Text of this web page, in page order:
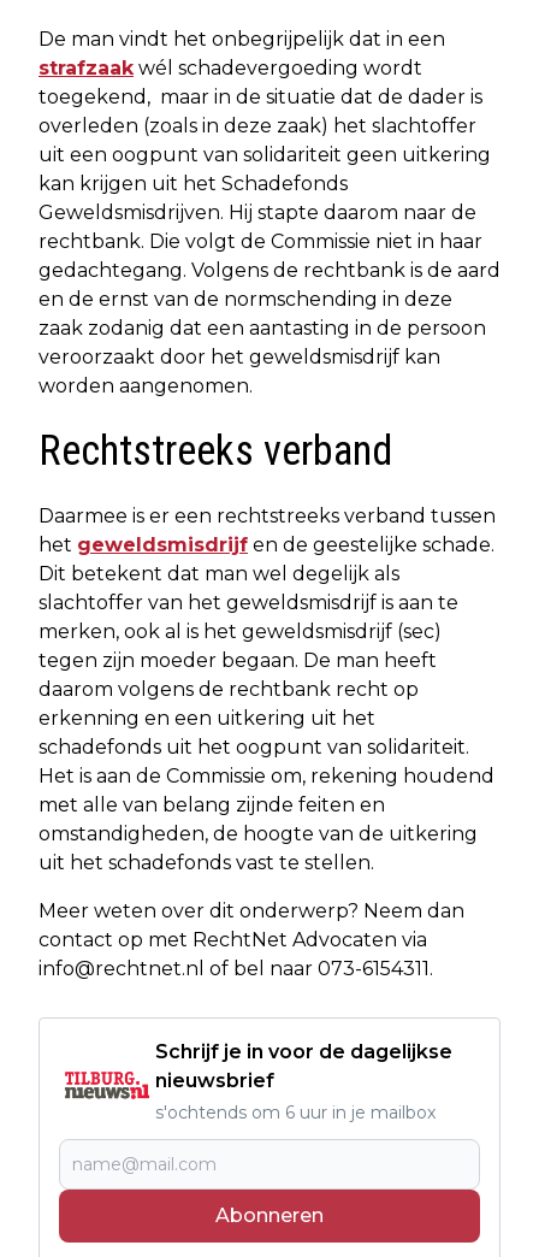
De man vindt het onbegrijpelijk dat in een
strafzaak wél schadevergoeding wordt
toegekend, maar in de situatie dat de dader is
overleden (zoals in deze zaak) het slachtoffer
uit een oogpunt van solidariteit geen uitkering
kan krijgen uit het Schadefonds
Geweldsmisdrijven. Hij stapte daarom naar de
rechtbank. Die volgt de Commissie niet in haar
gedachtegang. Volgens de rechtbank is de aard
en de ernst van de normschending in deze
zaak zodanig dat een aantasting in de persoon
veroorzaakt door het geweldsmisdrijf kan
worden aangenomen.
Rechtstreeks verband
Daarmee is er een rechtstreeks verband tussen
het geweldsmisdrijf en de geestelijke schade.
Dit betekent dat man wel degelijk als
slachtoffer van het geweldsmisdrijf is aan te
merken, ook al is het geweldsmisdrijf (sec)
tegen zijn moeder begaan. De man heeft
daarom volgens de rechtbank recht op
erkenning en een uitkering uit het
schadefonds uit het oogpunt van solidariteit.
Het is aan de Commissie om, rekening houdend
met alle van belang zijnde feiten en
omstandigheden, de hoogte van de uitkering
uit het schadefonds vast te stellen.
Meer weten over dit onderwerp? Neem dan
contact op met RechtNet Advocaten via
info@rechtnet.nl of bel naar 073-6154311.
Schrijf je in voor de dagelijkse
nieuwsbrief
s'ochtends om 6 uur in je mailbox
Abonneren